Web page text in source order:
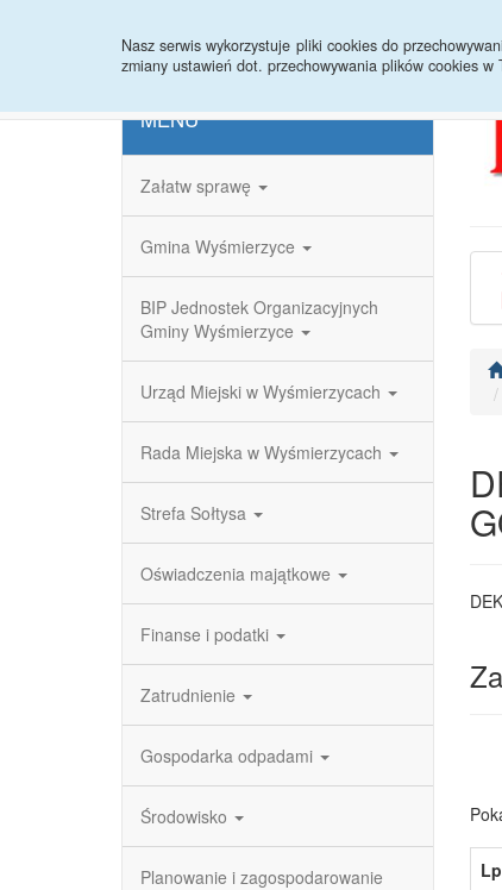
Nasz serwis wykorzystuje pliki cookies do
zmiany ustawień dot. przechowywania plików cookies
MENU
Załatw sprawę
Gmina Wyśmierzyce
BIP Jednostek Organizacyjnych
Gminy Wyśmierzyce
Urząd Miejski w Wyśmierzycach
Rada Miejska w Wyśmierzycach
Strefa Sołtysa
Oświadczenia majątkowe
Finanse i podatki
Zatrudnienie
Gospodarka odpadami
Środowisko
Planowanie i zagospodarowanie
Lp